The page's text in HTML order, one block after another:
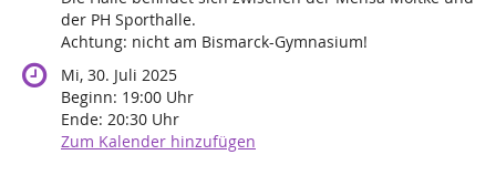
der PH Sporthalle.
Achtung: nicht am Bismarck-Gymnasium!
Mi, 30. Juli 2025
Beginn: 19:00 Uhr
Ende: 20:30 Uhr
Zum Kalender hinzufügen